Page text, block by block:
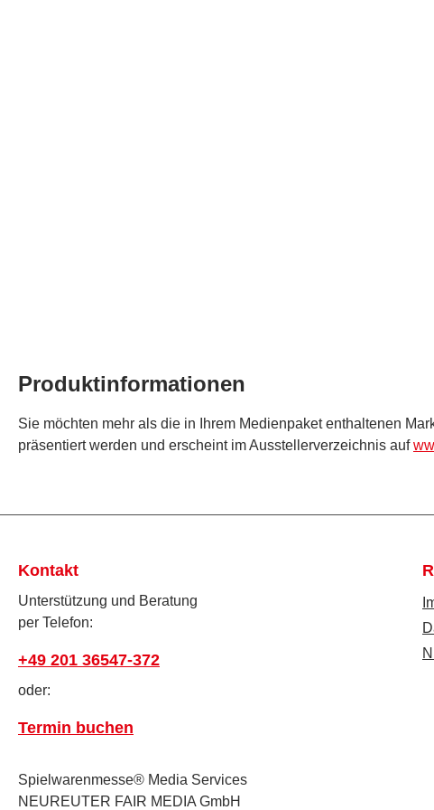
Produktinformationen
Sie möchten mehr als die in Ihrem Medienpaket enthaltenen
präsentiert werden und erscheint im Ausstellerverzeichnis auf
Kontakt
Unterstützung und Beratung
per Telefon:
+49 201 36547-372
oder:
Termin buchen
Spielwarenmesse® Media Services
NEUREUTER FAIR MEDIA GmbH